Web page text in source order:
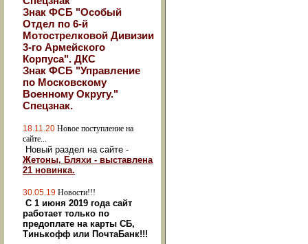
Знак ФСБ "Особый
Отдел по 6-й
Мотострелковой Дивизии
3-го Армейского
Корпуса". ДКС
Знак ФСБ "Управление
по Московскому
Военному Округу."
Спецзнак.
18.11.20 Новое поступление на
сайте...
Новый раздел на сайте -
Жетоны, Бляхи - выставлена
21 новинка.
30.05.19 Новости!!!
С 1 июня 2019 года сайт
работает только по
предоплате на карты СБ,
Тинькофф или ПочтаБанк!!!